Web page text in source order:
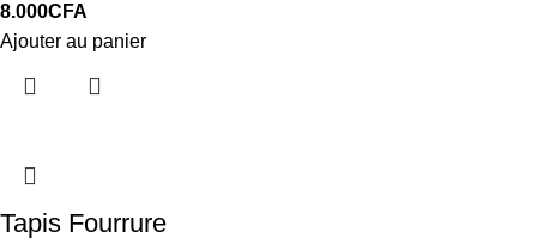
8.000CFA
Ajouter au panier
Tapis Fourrure